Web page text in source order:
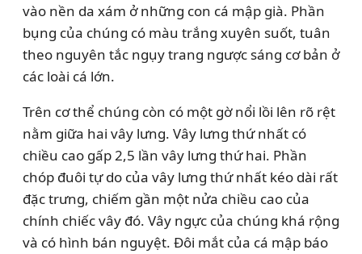
vào nền da xám ở những con cá mập già. Phần
bụng của chúng có màu trắng xuyên suốt, tuân
theo nguyên tắc ngụy trang ngược sáng cơ bản ở
các loài cá lớn.
Trên cơ thể chúng còn có một gờ nổi lồi lên rõ rệt
nằm giữa hai vây lưng. Vây lưng thứ nhất có
chiều cao gấp 2,5 lần vây lưng thứ hai. Phần
chóp đuôi tự do của vây lưng thứ nhất kéo dài rất
đặc trưng, chiếm gần một nửa chiều cao của
chính chiếc vây đó. Vây ngực của chúng khá rộng
và có hình bán nguyệt. Đôi mắt của cá mập báo